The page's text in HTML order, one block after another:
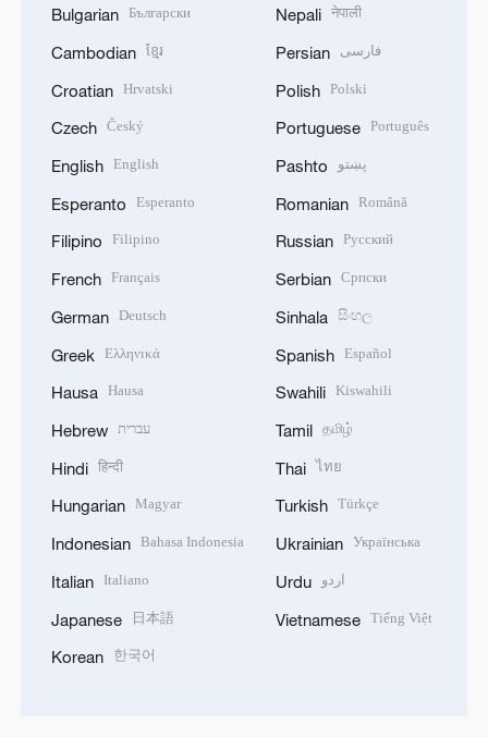
Bulgarian Български
Cambodian ខ្មែរ
Croatian Hrvatski
Czech Český
English English
Esperanto Esperanto
Filipino Filipino
French Français
German Deutsch
Greek Ελληνικά
Hausa Hausa
Hebrew עברית
Hindi हिन्दी
Hungarian Magyar
Indonesian Bahasa Indonesia
Italian Italiano
Japanese 日本語
Korean 한국어
Nepali नेपाली
Persian فارسی
Polish Polski
Portuguese Português
Pashto پښتو
Romanian Română
Russian Русский
Serbian Српски
Sinhala සිංහල
Spanish Español
Swahili Kiswahili
Tamil தமிழ்
Thai ไทย
Turkish Türkçe
Ukrainian Українська
Urdu اردو
Vietnamese Tiếng Việt